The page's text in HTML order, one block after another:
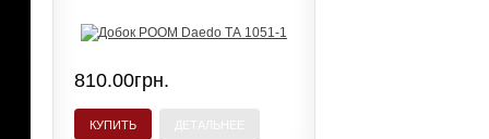
810.00грн.
КУПИТЬ